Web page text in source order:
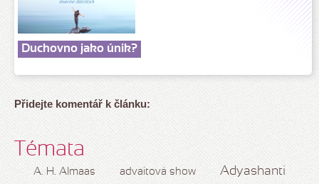
Duchovno jako únik?
Přidejte komentář k článku:
Témata
A. H. Almaas advaitová show Adyashanti